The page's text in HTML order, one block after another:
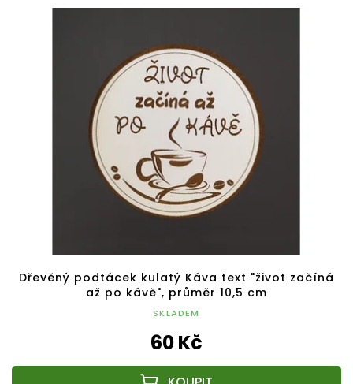
Dřevěný podtácek kulatý Káva text "život začíná
až po kávě", průměr 10,5 cm
SKLADEM
60 Kč